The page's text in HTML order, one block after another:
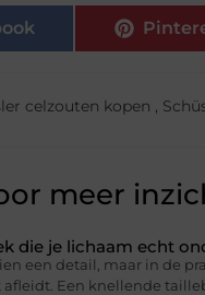
celzouten kopen ,
meer
die je lichaam echt
een detail, maar in de
Een knellende